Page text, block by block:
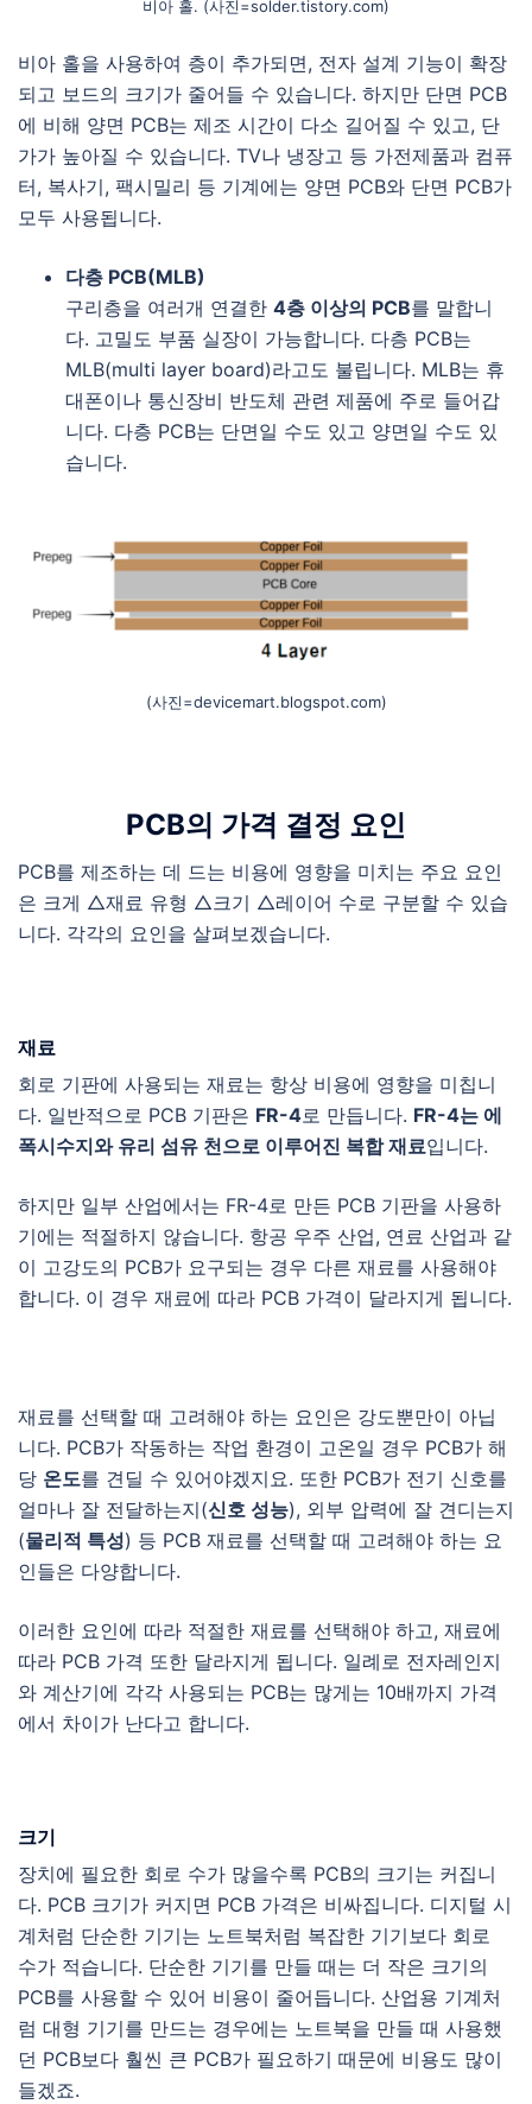
비아 홀. (사진=solder.tistory.com)
비아 홀을 사용하여 층이 추가되면, 전자 설계 기능이 확장
되고 보드의 크기가 줄어들 수 있습니다. 하지만 단면 PCB
에 비해 양면 PCB는 제조 시간이 다소 길어질 수 있고, 단
가가 높아질 수 있습니다. TV나 냉장고 등 가전제품과 컴퓨
터, 복사기, 팩시밀리 등 기계에는 양면 PCB와 단면 PCB가
모두 사용됩니다.
다층 PCB(MLB)
구리층을 여러개 연결한 4층 이상의 PCB를 말합니
다. 고밀도 부품 실장이 가능합니다. 다층 PCB는
MLB(multi layer board)라고도 불립니다. MLB는 휴
대폰이나 통신장비 반도체 관련 제품에 주로 들어갑
니다. 다층 PCB는 단면일 수도 있고 양면일 수도 있
습니다.
(사진=devicemart.blogspot.com)
PCB의 가격 결정 요인
PCB를 제조하는 데 드는 비용에 영향을 미치는 주요 요인
은 크게 △재료 유형 △크기 △레이어 수로 구분할 수 있습
니다. 각각의 요인을 살펴보겠습니다.
재료
회로 기판에 사용되는 재료는 항상 비용에 영향을 미칩니
다. 일반적으로 PCB 기판은 FR-4로 만듭니다. FR-4는 에
폭시수지와 유리 섬유 천으로 이루어진 복합 재료입니다.
하지만 일부 산업에서는 FR-4로 만든 PCB 기판을 사용하
기에는 적절하지 않습니다. 항공 우주 산업, 연료 산업과 같
이 고강도의 PCB가 요구되는 경우 다른 재료를 사용해야
합니다. 이 경우 재료에 따라 PCB 가격이 달라지게 됩니다.
재료를 선택할 때 고려해야 하는 요인은 강도뿐만이 아닙
니다. PCB가 작동하는 작업 환경이 고온일 경우 PCB가 해
당 온도를 견딜 수 있어야겠지요. 또한 PCB가 전기 신호를
얼마나 잘 전달하는지(신호 성능), 외부 압력에 잘 견디는지
(물리적 특성) 등 PCB 재료를 선택할 때 고려해야 하는 요
인들은 다양합니다.
이러한 요인에 따라 적절한 재료를 선택해야 하고, 재료에
따라 PCB 가격 또한 달라지게 됩니다. 일례로 전자레인지
와 계산기에 각각 사용되는 PCB는 많게는 10배까지 가격
에서 차이가 난다고 합니다.
크기
장치에 필요한 회로 수가 많을수록 PCB의 크기는 커집니
다. PCB 크기가 커지면 PCB 가격은 비싸집니다. 디지털 시
계처럼 단순한 기기는 노트북처럼 복잡한 기기보다 회로
수가 적습니다. 단순한 기기를 만들 때는 더 작은 크기의
PCB를 사용할 수 있어 비용이 줄어듭니다. 산업용 기계처
럼 대형 기기를 만드는 경우에는 노트북을 만들 때 사용했
던 PCB보다 훨씬 큰 PCB가 필요하기 때문에 비용도 많이
들겠죠.